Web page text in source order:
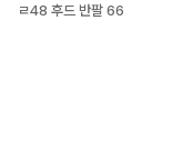
ㄹ48 후드 반팔 66